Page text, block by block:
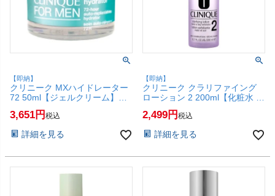
【即納】
クリニーク MXハイドレーター
72 50ml【ジェルクリーム】
【SBT】(6067454)
3,651 税込
詳細を見る
【即納】
クリニーク クラリファイング
ローション 2 200ml【化粧水 ふ
き取り化粧水】【SBT】
(6067447)
2,499 税込
詳細を見る